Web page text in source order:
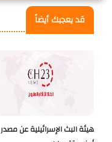
قد يعجبك أيضاً
هيئة البث الإسرائيلية عن مصدر